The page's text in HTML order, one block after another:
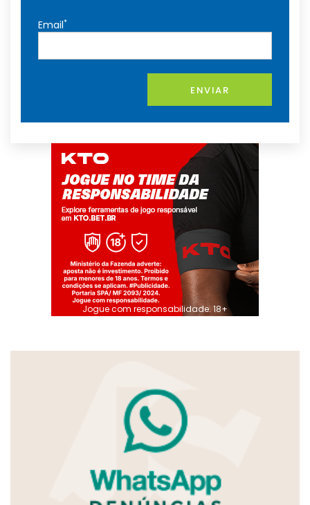
Email*
ENVIAR
Jogue com responsabilidade. 18+